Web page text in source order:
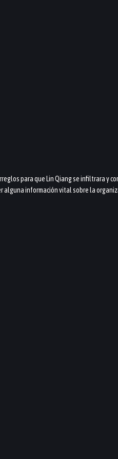
para que Lin Qiang se infiltrara y
información vital sobre la